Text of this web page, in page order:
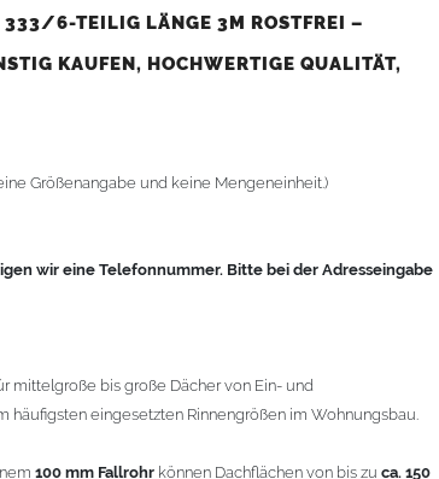
jedoch eine individuelleRinnenberechnungerforderlich.
mm / Teiligkeit 6-teilig
333/6-TEILIG LÄNGE 3M ROSTFREI –
KAUFEN, HOCHWERTIGE QUALITÄT,
Größenangabe und keine Mengeneinheit.)
wir eine Telefonnummer. Bitte bei der Adresseingabe
mittelgroße bis große Dächer von Ein- und
häufigsten eingesetzten Rinnengrößen im Wohnungsbau.
100 mm Fallrohr können Dachflächen von bis zu ca. 150